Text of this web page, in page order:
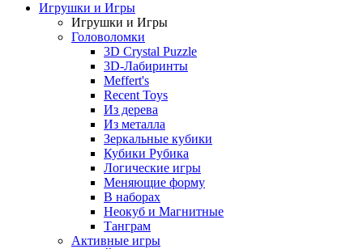
Игрушки и Игры
Игрушки и Игры
Головоломки
3D Crystal Puzzle
3D-Лабиринты
Meffert's
Recent Toys
Из дерева
Из металла
Зеркальные кубики
Кубики Рубика
Логические игры
Меняющие форму
В наборах
Неокуб и Магнитные
Танграм
Активные игры